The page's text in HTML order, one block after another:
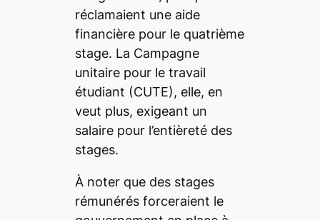
réclamaient une aide
financière pour le quatrième
stage. La Campagne
unitaire pour le travail
étudiant (CUTE), elle, en
veut plus, exigeant un
salaire pour l’entièreté des
stages.
À noter que des stages
rémunérés forceraient le